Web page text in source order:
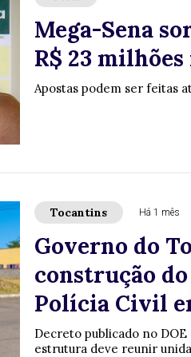
Mega-Sena
R$ 23
Apostas podem ser feitas
Tocantins Há 1 mês
Governo do
construção
Polícia Civil
Decreto publicado no DOE
estrutura deve reunir